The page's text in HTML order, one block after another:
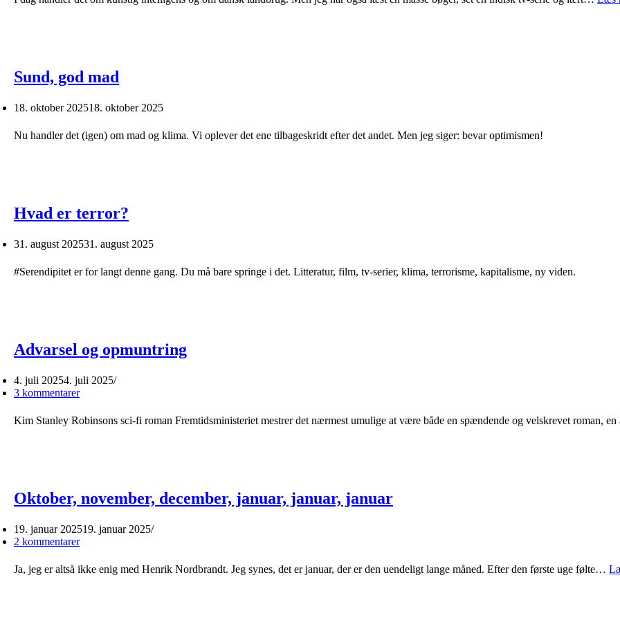
Sund, god mad
18. oktober 202518. oktober 2025
Nu handler det (igen) om mad og klima. Vi oplever det ene tilbageskridt efter det andet. Men jeg siger: bevar optimismen!
Hvad er terror?
31. august 202531. august 2025
#Serendipitet er for langt denne gang. Du må bare springe i det. Litteratur, film, tv-serier, klima, terrorisme, kapitalisme, ny viden.
Advarsel og opmuntring
4. juli 20254. juli 2025
3 kommentarer
Kim Stanley Robinsons sci-fi roman Fremtidsministeriet mestrer det nærmest umulige at være både en spændende og velskrevet roman,
Oktober, november, december, januar, januar, januar
19. januar 202519. januar 2025
2 kommentarer
Ja, jeg er altså ikke enig med Henrik Nordbrandt. Jeg synes, det er januar, der er den uendeligt lange måned. Efter den første uge følte…